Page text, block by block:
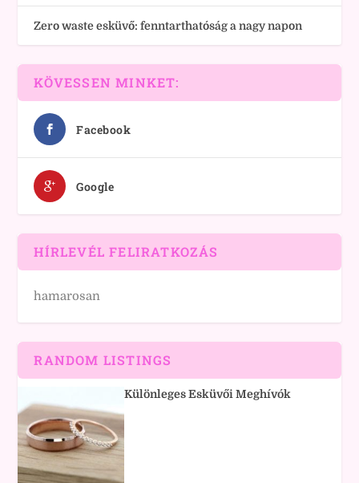
Zero waste esküvő: fenntarthatóság a nagy napon
KÖVESSEN MINKET:
Facebook
Google
HÍRLEVÉL FELIRATKOZÁS
hamarosan
RANDOM LISTINGS
Különleges Esküvői Meghívók